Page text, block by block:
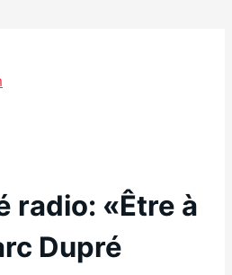
radio: «Être à
Dupré